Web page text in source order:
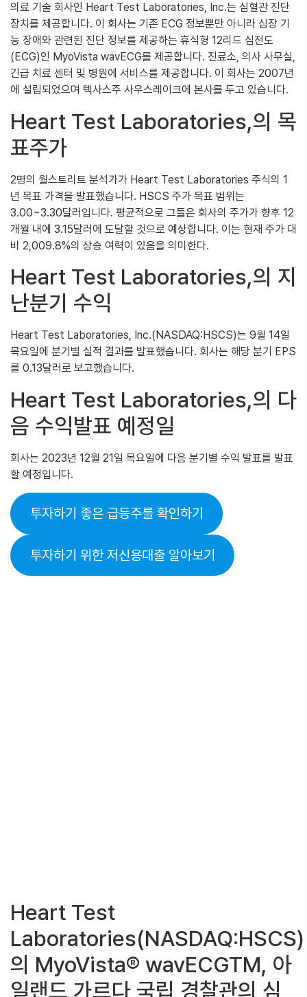
의료 기술 회사인 Heart Test Laboratories, Inc.는 심혈관 진단
장치를 제공합니다. 이 회사는 기존 ECG 정보뿐만 아니라 심장 기
능 장애와 관련된 진단 정보를 제공하는 휴식형 12리드 심전도
(ECG)인 MyoVista wavECG를 제공합니다. 진료소, 의사 사무실,
긴급 치료 센터 및 병원에 서비스를 제공합니다. 이 회사는 2007년
에 설립되었으며 텍사스주 사우스레이크에 본사를 두고 있습니다.
Heart Test Laboratories,의 목
표주가
2명의 월스트리트 분석가가 Heart Test Laboratories 주식의 1
년 목표 가격을 발표했습니다. HSCS 주가 목표 범위는
3.00~3.30달러입니다. 평균적으로 그들은 회사의 주가가 향후 12
개월 내에 3.15달러에 도달할 것으로 예상합니다. 이는 현재 주가 대
비 2,009.8%의 상승 여력이 있음을 의미한다.
Heart Test Laboratories,의 지
난분기 수익
Heart Test Laboratories, Inc.(NASDAQ:HSCS)는 9월 14일
목요일에 분기별 실적 결과를 발표했습니다. 회사는 해당 분기 EPS
를 0.13달러로 보고했습니다.
Heart Test Laboratories,의 다
음 수익발표 예정일
회사는 2023년 12월 21일 목요일에 다음 분기별 수익 발표를 발표
할 예정입니다.
투자하기 좋은 급등주를 확인하기
투자하기 위한 저신용대출 알아보기
Heart Test
Laboratories(NASDAQ:HSCS)
의 MyoVista® wavECGTM, 아
일랜드 가르다 국립 경찰관의 심